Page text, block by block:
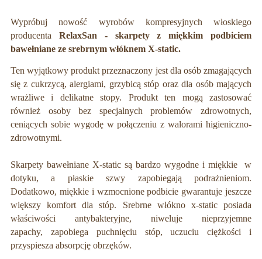
Wypróbuj nowość wyrobów kompresyjnych włoskiego
producenta RelaxSan - skarpety z miękkim podbiciem
bawełniane ze srebrnym włóknem X-static.
Ten wyjątkowy produkt przeznaczony jest dla osób zmagających
się z cukrzycą, alergiami, grzybicą stóp oraz dla osób mających
wrażliwe i delikatne stopy. Produkt ten mogą zastosować
również osoby bez specjalnych problemów zdrowotnych,
ceniących sobie wygodę w połączeniu z walorami higieniczno-
zdrowotnymi.
Skarpety bawełniane X-static są bardzo wygodne i miękkie w
dotyku, a płaskie szwy zapobiegają podrażnieniom.
Dodatkowo, miękkie i wzmocnione podbicie gwarantuje jeszcze
większy komfort dla stóp. Srebrne włókno x-static posiada
właściwości antybakteryjne, niweluje nieprzyjemne
zapachy, zapobiega puchnięciu stóp, uczuciu ciężkości i
przyspiesza absorpcję obrzęków.